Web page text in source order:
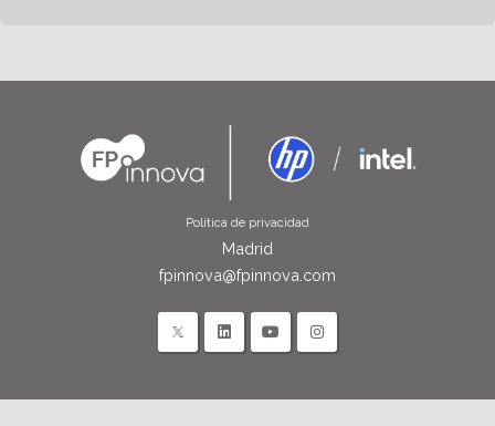
Política de privacidad
Madrid
fpinnova@fpinnova.com